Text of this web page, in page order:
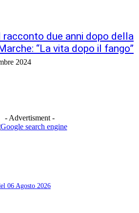
due anni dopo della
“La vita dopo il fango”
2024
- Advertisment -
06 Agosto 2026